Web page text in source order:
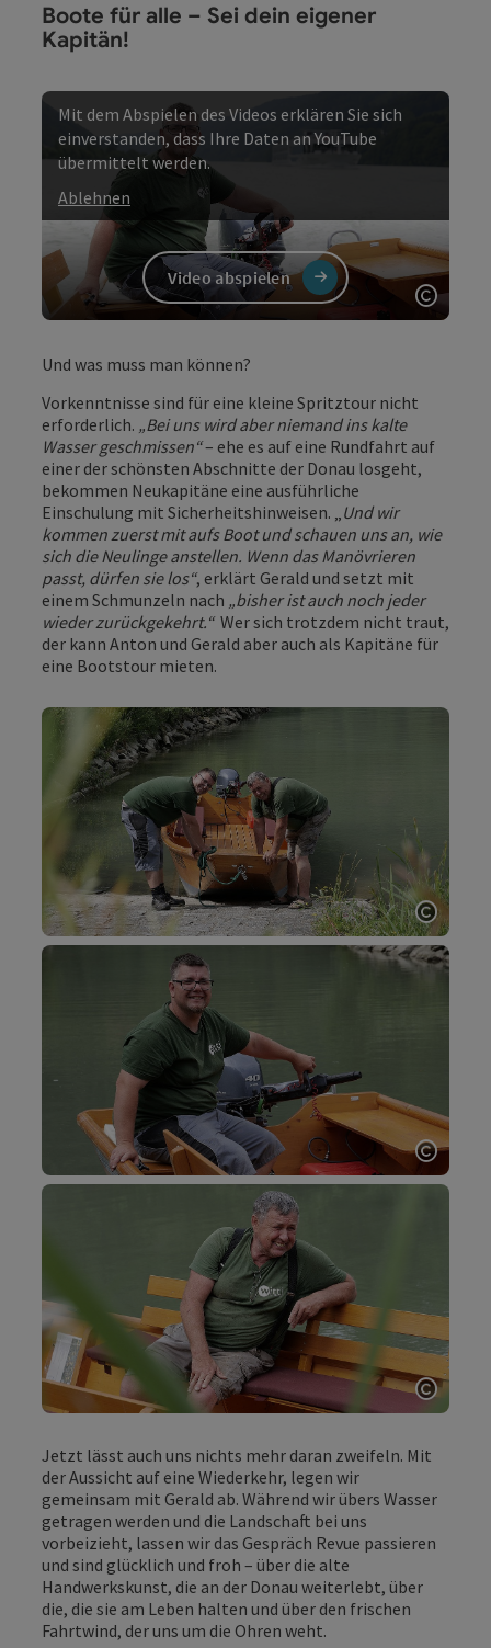
Boote für alle – Sei dein eigener
Kapitän!
Video abspielen
Mit dem Abspielen des Videos erklären Sie sich
einverstanden, dass Ihre Daten an YouTube
übermittelt werden.
Ablehnen
Und was muss man können?
Vorkenntnisse sind für eine kleine Spritztour nicht
erforderlich. „Bei uns wird aber niemand ins kalte
Wasser geschmissen“– ehe es auf eine Rundfahrt auf
einer der schönsten Abschnitte der Donau losgeht,
bekommen Neukapitäne eine ausführliche
Einschulung mit Sicherheitshinweisen. „Und wir
kommen zuerst mit aufs Boot und schauen uns an, wie
sich die Neulinge anstellen. Wenn das Manövrieren
passt, dürfen sie los“, erklärt Gerald und setzt mit
einem Schmunzeln nach „bisher ist auch noch jeder
wieder zurückgekehrt.“ Wer sich trotzdem nicht traut,
der kann Anton und Gerald aber auch als Kapitäne für
eine Bootstour mieten.
Jetzt lässt auch uns nichts mehr daran zweifeln. Mit
der Aussicht auf eine Wiederkehr, legen wir
gemeinsam mit Gerald ab. Während wir übers Wasser
getragen werden und die Landschaft bei uns
vorbeizieht, lassen wir das Gespräch Revue passieren
und sind glücklich und froh – über die alte
Handwerkskunst, die an der Donau weiterlebt, über
die, die sie am Leben halten und über den frischen
Fahrtwind, der uns um die Ohren weht.